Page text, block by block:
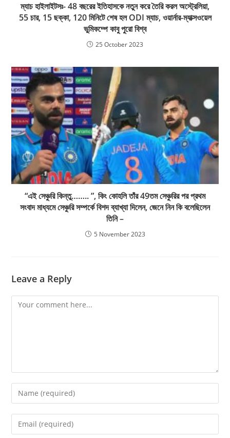
ম্যাচ হাইলাইটসঃ- 48 বছরের ইতিহাসকে নতুন করে তৈরি করল অস্ট্রেলিয়া,
55 চার, 15 ছক্কা, 120 মিনিটে শেষ হল ODI ম্যাচ, ওয়ার্নার-ম্যাক্সওয়েল
ভুমিকম্পে কাবু পুরো বিশ্ব
25 October 2023
“এই সেঞ্চুরি কিন্তু…….. ”, কিং কোহলি তাঁর 49তম সেঞ্চুরির পর প্রথম
সংবাদ মাধ্যমে সেঞ্চুরি সম্পর্কে বিশদ ব্যাখ্যা দিলেন, জেনে নিন কি বলেছিলেন
তিনি –
5 November 2023
Leave a Reply
Comment
Enter
your
name
Enter
your